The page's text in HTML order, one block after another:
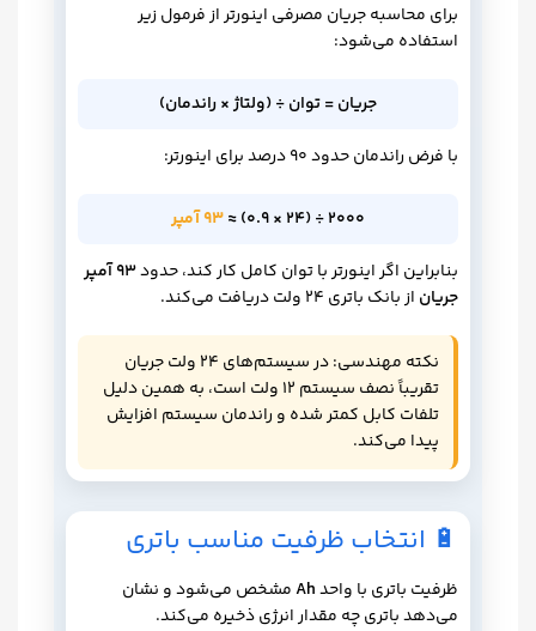
برای محاسبه جریان مصرفی اینورتر از فرمول زیر
استفاده می‌شود:
جریان = توان ÷ (ولتاژ × راندمان)
با فرض راندمان حدود 90 درصد برای اینورتر:
2000 ÷ (24 × 0.9) ≈
93 آمپر
بنابراین اگر اینورتر با توان کامل کار کند، حدود
93 آمپر
جریان از بانک باتری 24 ولت دریافت می‌کند.
نکته مهندسی: در سیستم‌های 24 ولت جریان
تقریباً نصف سیستم 12 ولت است، به همین دلیل
تلفات کابل کمتر شده و راندمان سیستم افزایش
پیدا می‌کند.
🔋 انتخاب ظرفیت مناسب باتری
ظرفیت باتری با واحدAhمشخص می‌شود و نشان
می‌دهد باتری چه مقدار انرژی ذخیره می‌کند.